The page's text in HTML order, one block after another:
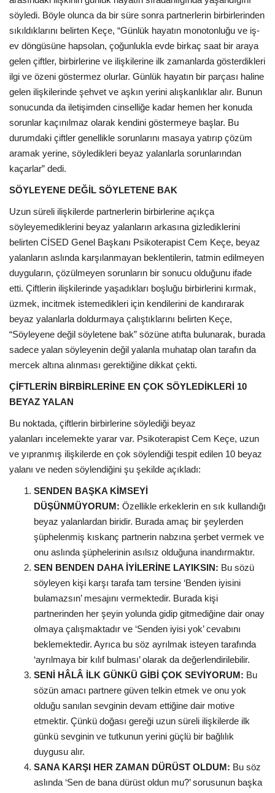
söyledi. Böyle olunca da bir süre sonra partnerlerin birbirlerinden
sıkıldıklarını belirten Keçe, “Günlük hayatın monotonluğu ve iş-
ev döngüsüne hapsolan, çoğunlukla evde birkaç saat bir araya
gelen çiftler, birbirlerine ve ilişkilerine ilk zamanlarda gösterdikleri
ilgi ve özeni göstermez olurlar. Günlük hayatın bir parçası haline
gelen ilişkilerinde şehvet ve aşkın yerini alışkanlıklar alır. Bunun
sonucunda da iletişimden cinselliğe kadar hemen her konuda
sorunlar kaçınılmaz olarak kendini göstermeye başlar. Bu
durumdaki çiftler genellikle sorunlarını masaya yatırıp çözüm
aramak yerine, söyledikleri beyaz yalanlarla sorunlarından
kaçarlar” dedi.
SÖYLEYENE DEĞİL SÖYLETENE BAK
Uzun süreli ilişkilerde partnerlerin birbirlerine açıkça
söyleyemediklerini beyaz yalanların arkasına gizlediklerini
belirten CİSED Genel Başkanı Psikoterapist Cem Keçe, beyaz
yalanların aslında karşılanmayan beklentilerin, tatmin edilmeyen
duyguların, çözülmeyen sorunların bir sonucu olduğunu ifade
etti. Çiftlerin ilişkilerinde yaşadıkları boşluğu birbirlerini kırmak,
üzmek, incitmek istemedikleri için kendilerini de kandırarak
beyaz yalanlarla doldurmaya çalıştıklarını belirten Keçe,
“Söyleyene değil söyletene bak” sözüne atıfta bulunarak, burada
sadece yalan söyleyenin değil yalanla muhatap olan tarafın da
mercek altına alınması gerektiğine dikkat çekti.
ÇİFTLERİN BİRBİRLERİNE EN ÇOK SÖYLEDİKLERİ 10
BEYAZ YALAN
Bu noktada, çiftlerin birbirlerine söylediği beyaz
yalanları incelemekte yarar var. Psikoterapist Cem Keçe, uzun
ve yıpranmış ilişkilerde en çok söylendiği tespit edilen 10 beyaz
yalanı ve neden söylendiğini şu şekilde açıkladı:
SENDEN BAŞKA KİMSEYİ
DÜŞÜNMÜYORUM: Özellikle erkeklerin en sık kullandığı
beyaz yalanlardan biridir. Burada amaç bir şeylerden
şüphelenmiş kıskanç partnerin nabzına şerbet vermek ve
onu aslında şüphelerinin asılsız olduğuna inandırmaktır.
SEN BENDEN DAHA İYİLERİNE LAYIKSIN: Bu sözü
söyleyen kişi karşı tarafa tam tersine ‘Benden iyisini
bulamazsın’ mesajını vermektedir. Burada kişi
partnerinden her şeyin yolunda gidip gitmediğine dair onay
olmaya çalışmaktadır ve ‘Senden iyisi yok’ cevabını
beklemektedir. Ayrıca bu söz ayrılmak isteyen tarafında
‘ayrılmaya bir kılıf bulması’ olarak da değerlendirilebilir.
SENİ HÂLÂ İLK GÜNKÜ GİBİ ÇOK SEVİYORUM: Bu
sözün amacı partnere güven telkin etmek ve onu yok
olduğu sanılan sevginin devam ettiğine dair motive
etmektir. Çünkü doğası gereği uzun süreli ilişkilerde ilk
günkü sevginin ve tutkunun yerini güçlü bir bağlılık
duygusu alır.
SANA KARŞI HER ZAMAN DÜRÜST OLDUM: Bu söz
aslında ‘Sen de bana dürüst oldun mu?’ sorusunun başka